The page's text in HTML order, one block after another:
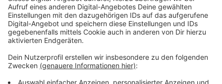
2 Schalotten
3 Zehen Knoblauch
2 Orangen, unbehandelt
600 g Linsen, rot
2 Zweige Thymian
110 g Butter
3 Schalotten